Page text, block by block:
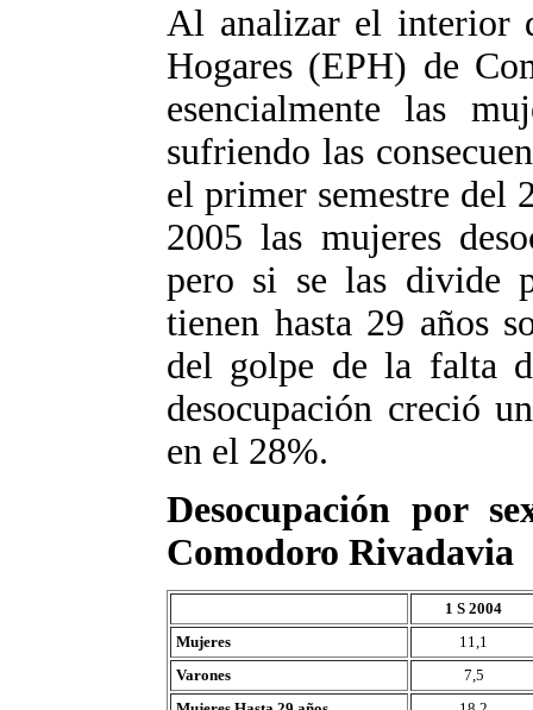
Al analizar el interior
Hogares (EPH) de
esencialmente las
sufriendo las
el primer semestre del
2005 las mujeres
pero si se las divide
tienen hasta 29 años
del golpe de la falta
desocupación creció
en el 28%.
Desocupación por
Comodoro Rivadavia
1 S 2004
Mujeres
11,1
Varones
7,5